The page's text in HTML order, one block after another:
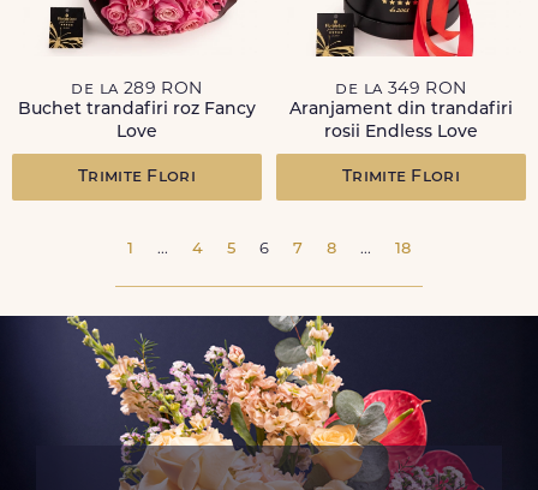
de la 289 RON
Buchet trandafiri roz Fancy
Love
Trimite Flori
de la 349 RON
Aranjament din trandafiri
rosii Endless Love
Trimite Flori
1 ... 4 5 6 7 8 ... 18